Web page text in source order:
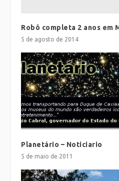
Robô completa 2 anos em
5 de agosto de 2014
Planetário – Noticiario
5 de maio de 2011